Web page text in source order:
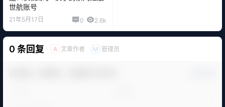
世航账号
21年5月17日 0 2.6k
0 条回复 A 文章作者 M 管理员